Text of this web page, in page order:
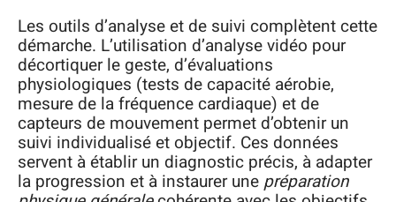
Les outils d’analyse et de suivi complètent cette
démarche. L’utilisation d’analyse vidéo pour
décortiquer le geste, d’évaluations
physiologiques (tests de capacité aérobie,
mesure de la fréquence cardiaque) et de
capteurs de mouvement permet d’obtenir un
suivi individualisé et objectif. Ces données
servent à établir un diagnostic précis, à adapter
la progression et à instaurer une préparation